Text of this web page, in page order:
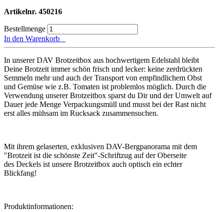
Artikelnr. 450216
Bestellmenge
In den Warenkorb
In unserer DAV Brotzeitbox aus hochwertigem Edelstahl bleibt
Deine Brotzeit immer schön frisch und lecker: keine zerdrückten
Semmeln mehr und auch der Transport von empfindlichem Obst
und Gemüse wie z.B. Tomaten ist problemlos möglich. Durch die
Verwendung unserer Brotzeitbox sparst du Dir und der Umwelt auf
Dauer jede Menge Verpackungsmüll und musst bei der Rast nicht
erst alles mühsam im Rucksack zusammensuchen.
Mit ihrem gelaserten, exklusiven DAV-Bergpanorama mit dem
"Brotzeit ist die schönste Zeit"-Schriftzug auf der Oberseite
des Deckels ist unsere Brotzeitbox auch optisch ein echter
Blickfang!
Produktinformationen: